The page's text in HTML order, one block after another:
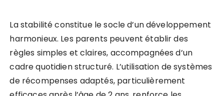
La stabilité constitue le socle d’un développement
harmonieux. Les parents peuvent établir des
règles simples et claires, accompagnées d’un
cadre quotidien structuré. L’utilisation de systèmes
de récompenses adaptés, particulièrement